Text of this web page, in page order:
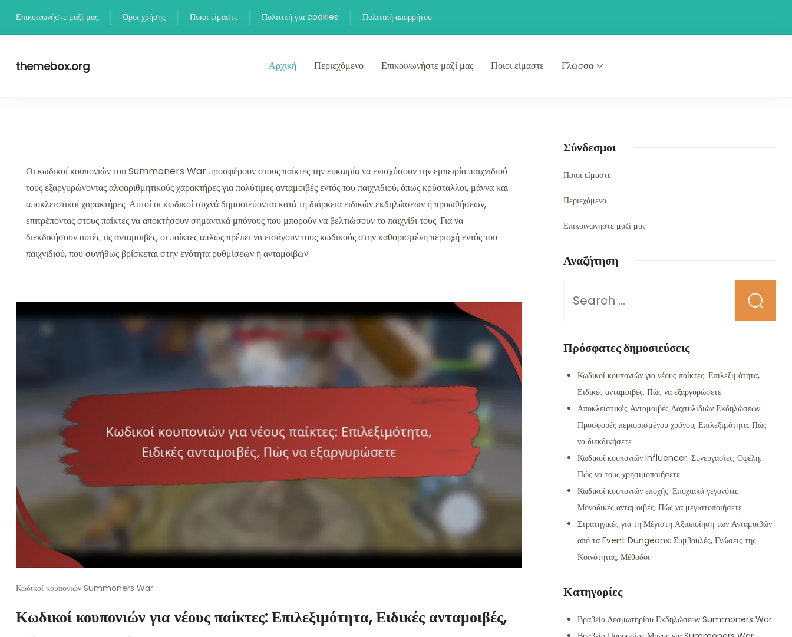
Επικοινωνήστε μαζί μας Όροι χρήσης Ποιοι είμαστε Πολιτική για cookies Πολιτική απορρήτου
themebox.org Αρχική Περιεχόμενο Επικοινωνήστε μαζί μας Ποιοι είμαστε Γλώσσα
Οι κωδικοί κουπονιών του Summoners War προσφέρουν στους παίκτες την ευκαιρία να ενισχύσουν την εμπειρία παιχνιδιού
τους εξαργυρώνοντας αλφαριθμητικούς χαρακτήρες για πολύτιμες ανταμοιβές εντός του παιχνιδιού, όπως κρύσταλλοι, μάννα και
αποκλειστικοί χαρακτήρες. Αυτοί οι κωδικοί συχνά δημοσιεύονται κατά τη διάρκεια ειδικών εκδηλώσεων ή προωθήσεων,
επιτρέποντας στους παίκτες να αποκτήσουν σημαντικά μπόνους που μπορούν να βελτιώσουν το παιχνίδι τους. Για να
διεκδικήσουν αυτές τις ανταμοιβές, οι παίκτες απλώς πρέπει να εισάγουν τους κωδικούς στην καθορισμένη περιοχή εντός του
παιχνιδιού, που συνήθως βρίσκεται στην ενότητα ρυθμίσεων ή ανταμοιβών.
Κωδικοί κουπονιών Summoners War
Κωδικοί κουπονιών για νέους παίκτες: Επιλεξιμότητα, Ειδικές ανταμοιβές,
Σύνδεσμοι
Ποιοι είμαστε
Περιεχόμενο
Επικοινωνήστε μαζί μας
Αναζήτηση
for
Πρόσφατες δημοσιεύσεις
Κωδικοί κουπονιών για νέους παίκτες: Επιλεξιμότητα,
Ειδικές ανταμοιβές, Πώς να εξαργυρώσετε
Αποκλειστικές Ανταμοιβές Δαχτυλιδιών Εκδηλώσεων:
Προσφορές περιορισμένου χρόνου, Επιλεξιμότητα, Πώς
να διεκδικήσετε
Κωδικοί κουπονιών Influencer: Συνεργασίες, Οφέλη,
Πώς να τους χρησιμοποιήσετε
Κωδικοί κουπονιών εποχής: Εποχιακά γεγονότα,
Μοναδικές ανταμοιβές, Πώς να μεγιστοποιήσετε
Στρατηγικές για τη Μέγιστη Αξιοποίηση των Ανταμοιβών
από τα Event Dungeons: Συμβουλές, Γνώσεις της
Κοινότητας, Μέθοδοι
Κατηγορίες
Βραβεία Δεσμωτηρίου Εκδηλώσεων Summoners War